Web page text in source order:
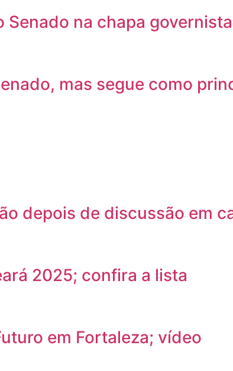
na chapa
mas segue como
depois de discussão em
2025; confira a lista
em Fortaleza; vídeo